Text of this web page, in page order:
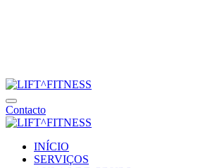
Contacto
INÍCIO
SERVIÇOS